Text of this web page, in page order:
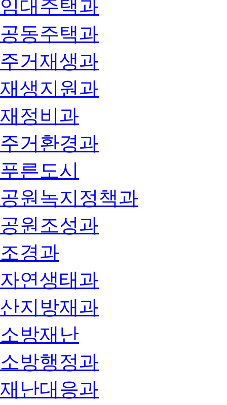
임대주택과
공동주택과
주거재생과
재생지원과
재정비과
주거환경과
푸른도시
공원녹지정책과
공원조성과
조경과
자연생태과
산지방재과
소방재난
소방행정과
재난대응과